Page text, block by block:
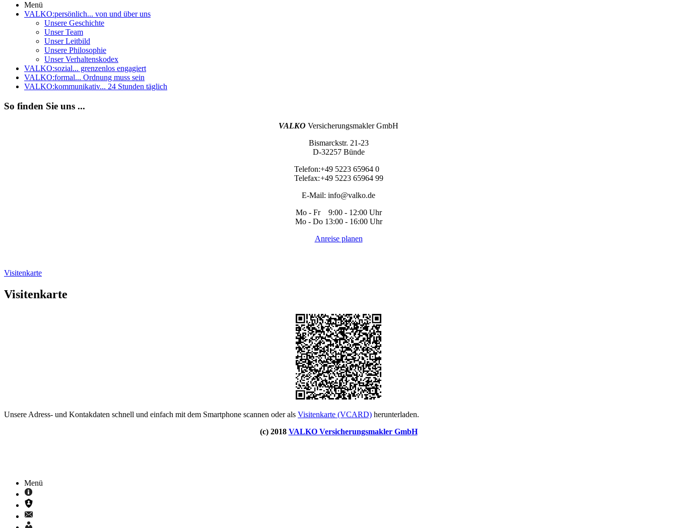
Menü
VALKO:persönlich... von und über uns
Unsere Geschichte
Unser Team
Unser Leitbild
Unsere Philosophie
Unser Verhaltenskodex
VALKO:sozial... grenzenlos engagiert
VALKO:formal... Ordnung muss sein
VALKO:kommunikativ... 24 Stunden täglich
So finden Sie uns ...
VALKO Versicherungsmakler GmbH
Bismarckstr. 21-23
D-32257 Bünde
Telefon:+49 5223 65964 0
Telefax:+49 5223 65964 99
E-Mail: info@valko.de
Mo - Fr 9:00 - 12:00 Uhr
Mo - Do 13:00 - 16:00 Uhr
Anreise planen
Visitenkarte
Visitenkarte
Unsere Adress- und Kontakdaten schnell und einfach mit dem Smartphone scannen oder als Visitenkarte (VCARD) herunterladen.
(c) 2018 VALKO Versicherungsmakler GmbH
Menü